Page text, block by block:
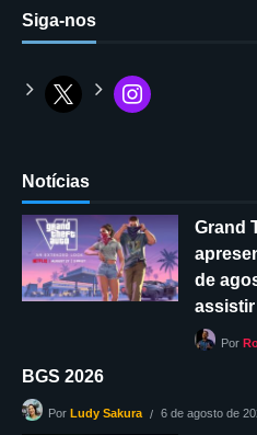
Siga-nos
Notícias
Grand
de
assistir
Por
BGS 2026
Por Ludy Sakura 6 de agosto de